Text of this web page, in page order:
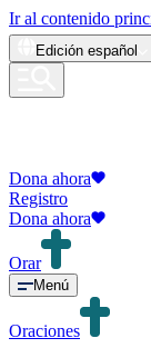
Ir al contenido
Edición español
Dona ahora
Registro
Dona ahora
Orar
Menú
Oraciones